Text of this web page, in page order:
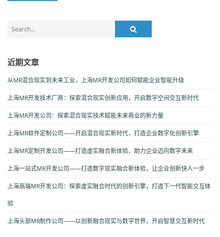
for:
近期文章
从MR混合现实到未来工业，上海MR开发公司如何赋能企业智能升级
上海MR开发技术厂商：探索混合现实创新应用，开启数字空间交互新时代
上海MR开发公司：探索混合现实技术赋能未来商业的新力量
上海MR软件定制公司——开启混合现实新时代，打造企业数字化创新引擎
上海MR定制开发公司——打造虚实融合新体验，助力企业迈向数字未来
上海一站式MR开发公司——打造数字现实融合新体验，让企业创新快人一步
上海高端MR开发公司：探索虚实融合时代的创新引擎，打造下一代智能交互体
验
上海头部MR制作公司——以创新融合现实与数字世界，开启智慧交互新时代